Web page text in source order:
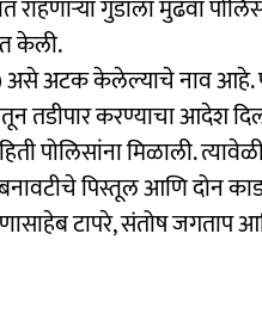
राहणाऱ्या गुंडाला मुंढवा
केली.
अटक केलेल्याचे नाव आहे.
तडीपार करण्याचा आदेश
पोलिसांना मिळाली.
पिस्तूल आणि दोन
टापरे, संतोष जगताप